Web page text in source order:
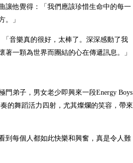
讓他覺得：「我們應該珍惜生命中的每一
。」
「音樂真的很好，太棒了。深深感動了我
著一顆為世界而團結的心在傳遞訊息。」
門弟子，男女老少即興來一段Energy Boys
奏的舞蹈活力四射，尤其燦爛的笑容，帶來
到每個人都如此快樂和興奮，真是令人難